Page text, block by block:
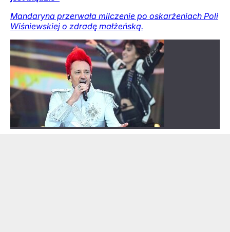
Mandaryna przerwała milczenie po oskarżeniach Poli
Wiśniewskiej o zdradę małżeńską.